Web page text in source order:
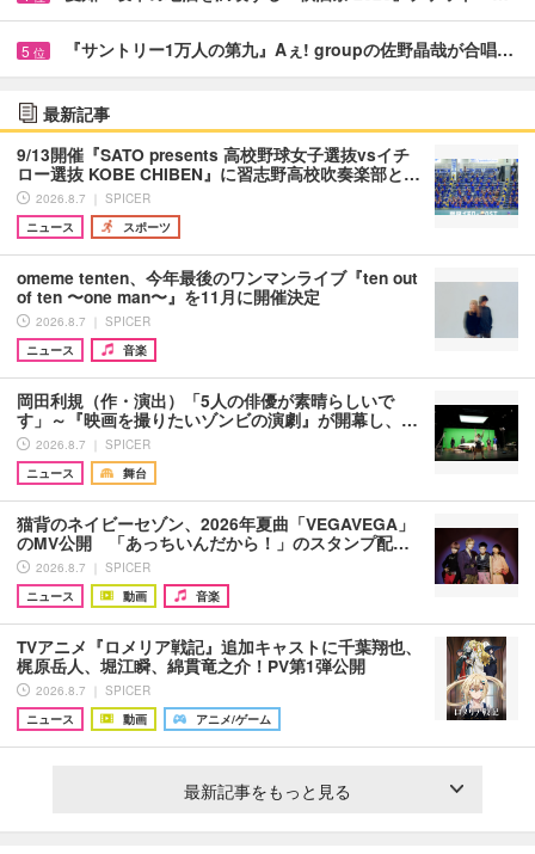
5 位 『サントリー1万人の第九』Aぇ! groupの佐野晶哉が合唱…
最新記事
9/13開催『SATO presents 高校野球女子選抜vsイチ
ロー選抜 KOBE CHIBEN』に習志野高校吹奏楽部と…
2026.8.7 ｜ SPICER
ニュース
スポーツ
omeme tenten、今年最後のワンマンライブ『ten out
of ten 〜one man〜』を11月に開催決定
2026.8.7 ｜ SPICER
ニュース
音楽
岡田利規（作・演出）「5人の俳優が素晴らしいで
す」～『映画を撮りたいゾンビの演劇』が開幕し、…
2026.8.7 ｜ SPICER
ニュース
舞台
猫背のネイビーセゾン、2026年夏曲「VEGAVEGA」
のMV公開 「あっちいんだから！」のスタンプ配…
2026.8.7 ｜ SPICER
ニュース
動画 音楽
TVアニメ『ロメリア戦記』追加キャストに千葉翔也、
梶原岳人、堀江瞬、綿貫竜之介！PV第1弾公開
2026.8.7 ｜ SPICER
ニュース
動画 アニメ/ゲーム
最新記事をもっと見る